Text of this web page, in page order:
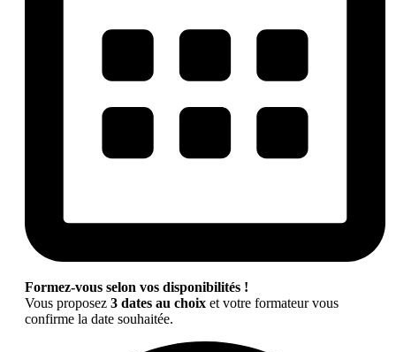
Formez-vous selon vos disponibilités !
Vous proposez 3 dates au choix et votre formateur vous
confirme la date souhaitée.